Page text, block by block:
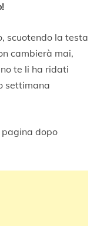
scuotendo la testa
cambierà mai,
te li ha ridati
settimana
pagina dopo